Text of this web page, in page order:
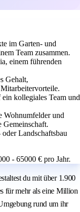
im Garten- und
Team zusammen.
einem führenden
Gehalt,
kollegiales Team und
Wohnumfelder und
Gemeinschaft.
Landschaftsbau
- 65000 € pro Jahr.
du mit über 1.900
für mehr als eine Million
rund um ihr